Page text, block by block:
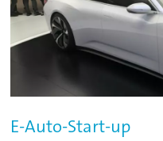
E-Auto-Start-up